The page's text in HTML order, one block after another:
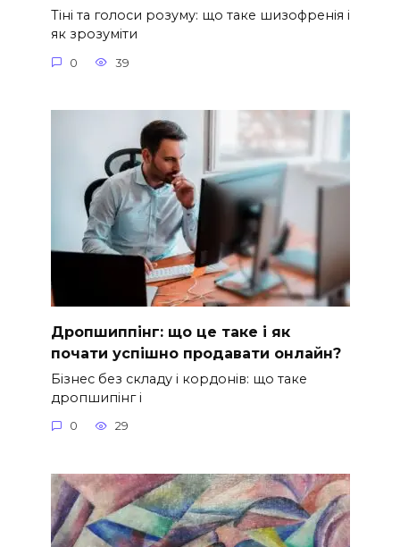
Тіні та голоси розуму: що таке шизофренія і
як зрозуміти
0 39
Дропшиппінг: що це таке і як
почати успішно продавати онлайн?
Бізнес без складу і кордонів: що таке
дропшипінг і
0 29